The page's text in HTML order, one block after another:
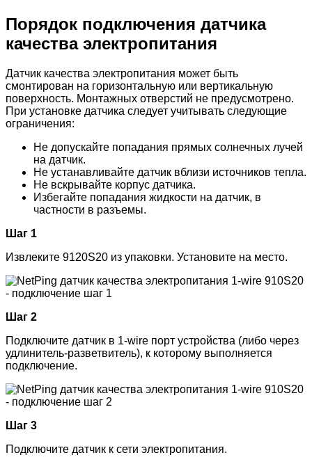
Порядок подключения датчика
качества электропитания
Датчик качества электропитания может быть
смонтирован на горизонтальную или вертикальную
поверхность. Монтажных отверстий не предусмотрено.
При установке датчика следует учитывать следующие
ограничения:
Не допускайте попадания прямых солнечных лучей
на датчик.
Не устанавливайте датчик вблизи источников тепла.
Не вскрывайте корпус датчика.
Избегайте попадания жидкости на датчик, в
частности в разъемы.
Шаг 1
Извлеките 9120S20 из упаковки. Установите на место.
Шаг 2
Подключите датчик в 1-wire порт устройства (либо через
удлинитель-разветвитель), к которому выполняется
подключение.
Шаг 3
Подключите датчик к сети электропитания.